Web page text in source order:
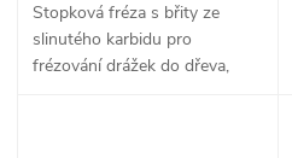
Stopková fréza s břity ze
slinutého karbidu pro
frézování drážek do dřeva,